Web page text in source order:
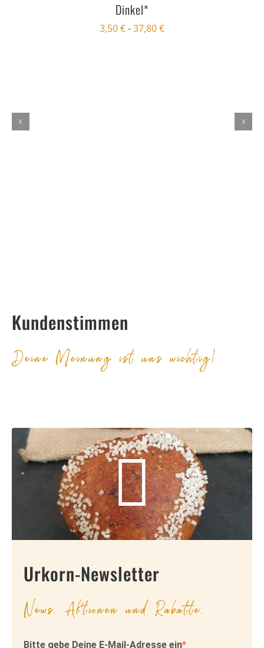
Dinkel*
3,50€-37,80€
Kundenstimmen
Deine Meinung ist uns wichtig!
Urkorn-Newsletter
News, Aktionen und Rabatte.
Bitte gebe Deine E-Mail-Adresse ein